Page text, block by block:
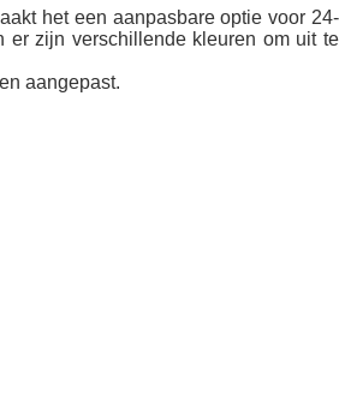
het een aanpasbare optie voor 24-
er zijn verschillende kleuren om uit te
aangepast.